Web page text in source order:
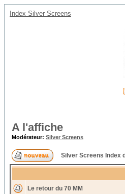
Index Silver Screens
A l'affiche
Modérateur: Silver Screens
Silver Screens Index
Le retour du 70 MM